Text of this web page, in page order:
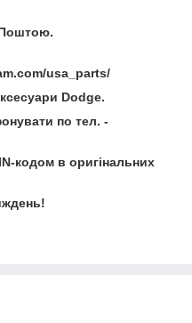
Поштою.
usa_parts/
Dodge.
по тел. -
кодом в оригінальних